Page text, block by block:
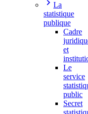
La
statistique
publique
Cadre
et
Le
service
public
Secret